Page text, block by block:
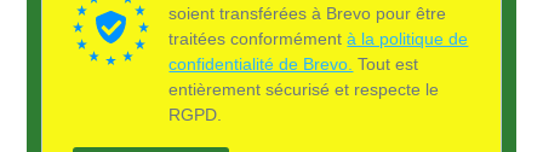
soient transférées à Brevo pour être
traitées conformémentà la politique de
confidentialité de Brevo. Tout est
entièrement sécurisé et respecte le
RGPD.